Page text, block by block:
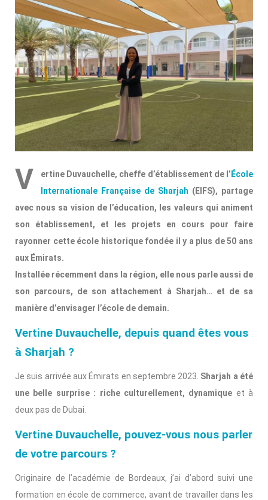
V ertine Duvauchelle, cheffe d’établissement de l’École
Internationale Française de Sharjah (EIFS), partage
avec nous sa vision de l’éducation, les valeurs qui animent
son établissement, et les projets en cours pour faire
rayonner cette école historique fondée il y a plus de 50 ans
aux Émirats.
Installée récemment dans la région, elle nous parle aussi de
son parcours, de son attachement à Sharjah… et de sa
manière d’envisager l’école de demain.
Vertine Duvauchelle, depuis quand êtes vous
à Sharjah ?
Je suis arrivée aux Émirats en septembre 2023. Sharjah a été
une belle surprise : riche culturellement, dynamique et à
deux pas de Dubai.
Vertine Duvauchelle, pouvez-vous nous parler
de votre parcours ?
Originaire de l’académie de Bordeaux, j’ai d’abord suivi une
formation en école de commerce, avant de travailler dans les